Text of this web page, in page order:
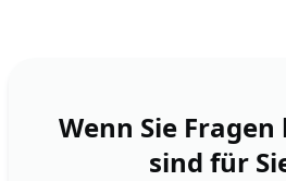
Wenn Sie
sind für